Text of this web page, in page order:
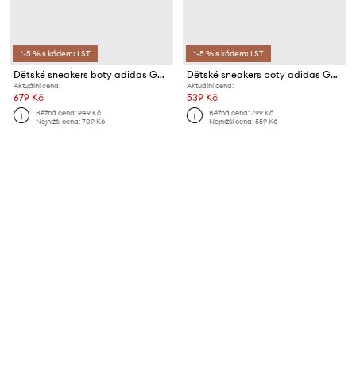
*-5 % s kódem: LST
Dětské sneakers boty adidas GRAND COURT Spider-man
Aktuální cena:
679 Kč
Běžná cena:949 Kč
Nejnižší cena:709 Kč
*-5 % s kódem: LST
Dětské sneakers boty adidas GRAND COURT 2. CF
Aktuální cena:
539 Kč
Běžná cena:799 Kč
Nejnižší cena:559 Kč